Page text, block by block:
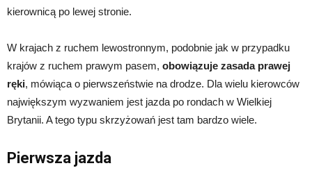
kierownicą po lewej stronie.
W krajach z ruchem lewostronnym, podobnie jak w przypadku
krajów z ruchem prawym pasem, obowiązuje zasada prawej
ręki, mówiąca o pierwszeństwie na drodze. Dla wielu kierowców
największym wyzwaniem jest jazda po rondach w Wielkiej
Brytanii. A tego typu skrzyżowań jest tam bardzo wiele.
Pierwsza jazda